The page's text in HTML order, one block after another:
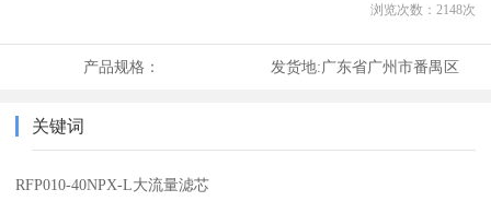
浏览次数： 2148次
产品规格： 发货地:广东省广州市番禺区
关键词
RFP010-40NPX-L大流量滤芯